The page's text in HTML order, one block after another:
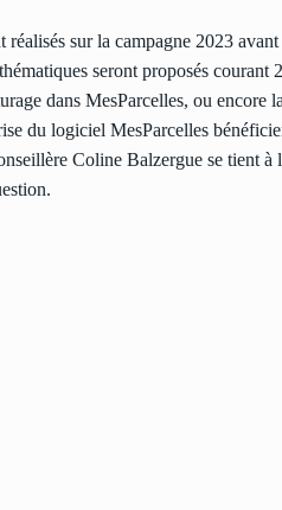
sur la campagne 2023
seront proposés courant
dans MesParcelles, ou encore
du logiciel MesParcelles
Coline Balzergue se tient à